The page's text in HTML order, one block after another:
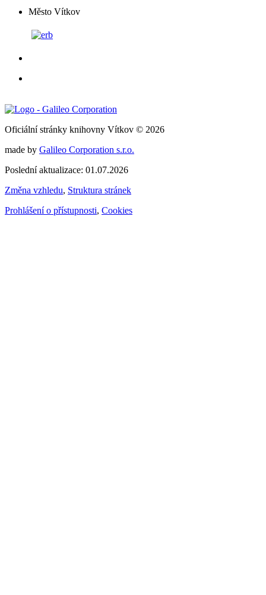
Město Vítkov
Oficiální stránky knihovny Vítkov © 2026
made by Galileo Corporation s.r.o.
Poslední aktualizace: 01.07.2026
Změna vzhledu, Struktura stránek
Prohlášení o přístupnosti, Cookies